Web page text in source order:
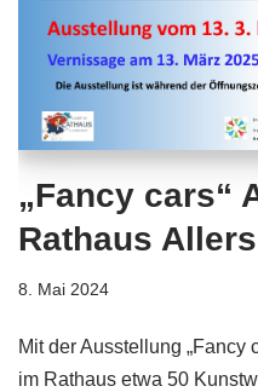
„Fancy cars“
Rathaus
8. Mai 2024
Mit der Ausstellung „Fancy
im Rathaus etwa 50